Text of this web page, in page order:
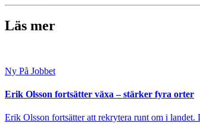
Läs mer
Ny På Jobbet
Erik Olsson fortsätter växa – stärker fyra orter
Erik Olsson fortsätter att rekrytera runt om i